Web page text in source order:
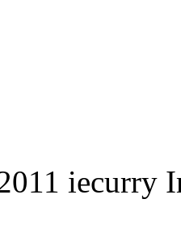
iecurry